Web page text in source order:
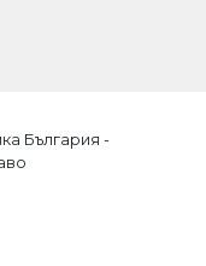
България -